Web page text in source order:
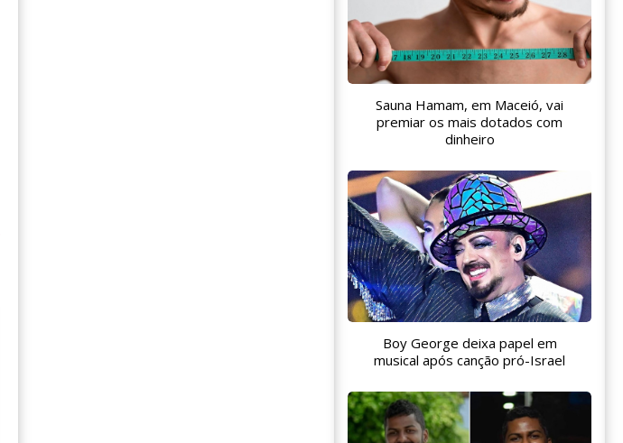
Sauna Hamam, em Maceió, vai
premiar os mais dotados com
dinheiro
Boy George deixa papel em
musical após canção pró-Israel